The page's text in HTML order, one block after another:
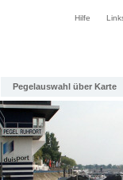
Hilfe
Pegelauswahl über Karte